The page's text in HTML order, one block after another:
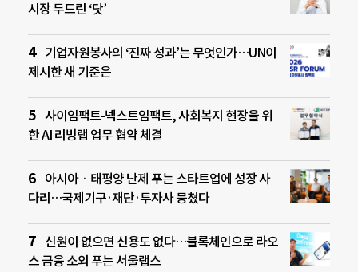
시장 두드린 ‘닷’
기업자원봉사의 ‘진짜 성과’는 무엇인가…UN이
제시한 새 기준은
사이임팩트-넥스트임팩트, 사회복지 현장을 위
한 AI 리빙랩 업무 협약 체결
아시아ㆍ태평양 난제 푸는 스타트업에 성장 사
다리…국제기구·재단·투자사 뭉쳤다
신원이 없으면 신용도 없다…블록체인으로 라오
스 금융 소외 푸는 서울랩스